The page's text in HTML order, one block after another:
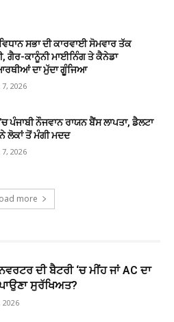
ਸਭਾ ਦੀ ਕਾਰਵਾਈ ਸੋਮਵਾਰ ਤੱਕ
ਗੈਰ-ਕਾਨੂੰਨੀ ਮਾਈਨਿੰਗ ਤੇ ਕੈਨੇਡਾ
ਦਾ ਮੁੱਦਾ ਗੂੰਜਿਆ
2026
ਪੰਜਾਬੀ ਨੌਜਵਾਨ ਰਾਯਨ ਬੈਂਸ ਲਾਪਤਾ, ਡੈਲਟਾ
ਲੋਕਾਂ ਤੋਂ ਮੰਗੀ ਮਦਦ
2026
more
ਦੀ ਬੈਟਰੀ ‘ਚ ਮੀਂਹ ਜਾਂ AC ਦਾ
ਸੁਰੱਖਿਅਤ?
2026